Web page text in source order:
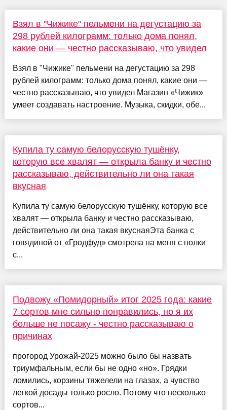
Взял в "Чижике" пельмени на дегустацию за
298 рублей килограмм: только дома понял,
какие они — честно рассказываю, что увидел
Взял в "Чижике" пельмени на дегустацию за 298
рублей килограмм: только дома понял, какие они —
честно рассказываю, что увидел Магазин «Чижик»
умеет создавать настроение. Музыка, скидки, обе...
Купила ту самую белорусскую тушёнку,
которую все хвалят — открыла банку и честно
рассказываю, действительно ли она такая
вкусная
Купила ту самую белорусскую тушёнку, которую все
хвалят — открыла банку и честно рассказываю,
действительно ли она такая вкуснаяЭта банка с
говядиной от «Гродфуд» смотрела на меня с полки
с...
Подвожу «Помидорный» итог 2025 года: какие
7 сортов мне сильно понравились, но я их
больше не посажу - честно рассказываю о
причинах
прогород Урожай-2025 можно было бы назвать
триумфальным, если бы не одно «но». Грядки
ломились, корзины тяжелели на глазах, а чувство
легкой досады только росло. Потому что несколько
сортов...